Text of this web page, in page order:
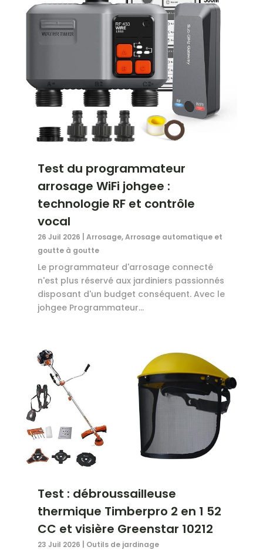
Test du programmateur
arrosage WiFi johgee :
technologie RF et contrôle
vocal
26 Juil 2026 Arrosage,Arrosage automatique et
goutte à goutte
Le programmateur d'arrosage connecté
n'est plus réservé aux jardiniers passionnés
disposant d'un budget conséquent. Avec le
johgee Programmateur...
Test : débroussailleuse
thermique Timberpro 2 en 1 52
CC et visière Greenstar 10212
23 Juil 2026 Outils de jardinage